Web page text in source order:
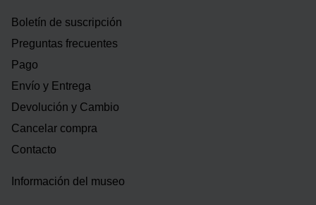
Boletín de suscripción
Preguntas frecuentes
Pago
Envío y Entrega
Devolución y Cambio
Cancelar compra
Contacto
Información del museo